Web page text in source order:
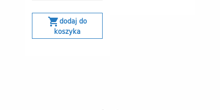
shopping_cartdodaj do
koszyka